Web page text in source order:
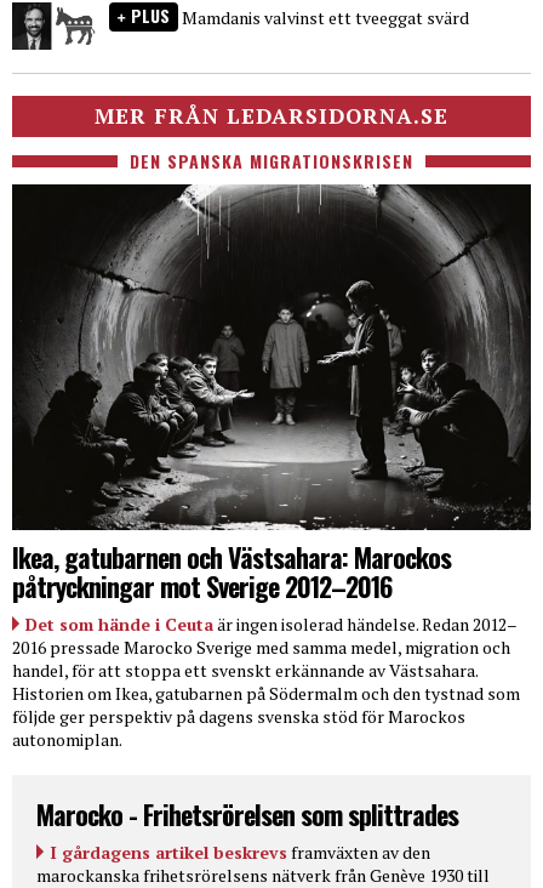
PLUS Mamdanis valvinst ett tveeggat svärd
MER FRÅN LEDARSIDORNA.SE
DEN SPANSKA MIGRATIONSKRISEN
Ikea, gatubarnen och Västsahara: Marockos
påtryckningar mot Sverige 2012–2016
Det som hände i Ceutaär ingen isolerad händelse. Redan 2012–
2016 pressade Marocko Sverige med samma medel, migration och
handel, för att stoppa ett svenskt erkännande av Västsahara.
Historien om Ikea, gatubarnen på Södermalm och den tystnad som
följde ger perspektiv på dagens svenska stöd för Marockos
autonomiplan.
Marocko - Frihetsrörelsen som splittrades
I gårdagens artikel beskrevs framväxten av den
marockanska frihetsrörelsens nätverk från Genève 1930 till